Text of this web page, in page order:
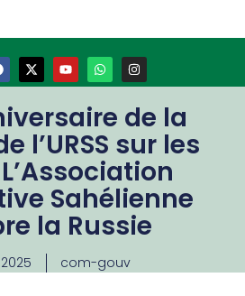
de la
l’URSS sur les
Sahélienne
la Russie
com-gouv